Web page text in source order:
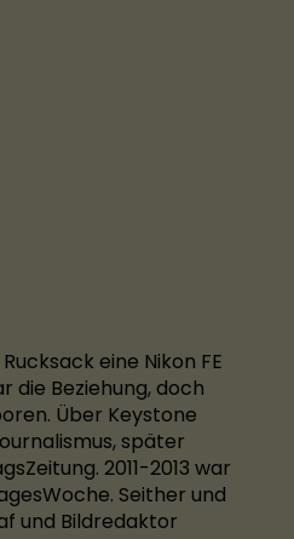
eine Nikon FE
die Beziehung, doch
Über Keystone
später
2011-2013 war
Seither und
und Bildredaktor